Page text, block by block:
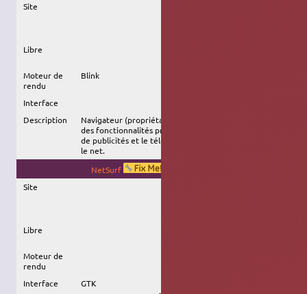
Site
Libre
Moteur de
rendu
Blink
Interface
Description
Navigateur (propriétaire ?) basé sur
des fonctionnalités pré-intégrées comme le blocage
de publicités et le téléchargement de vidéos depuis
le net.
NetSurf
Site
Libre
Moteur de
rendu
Interface
GTK